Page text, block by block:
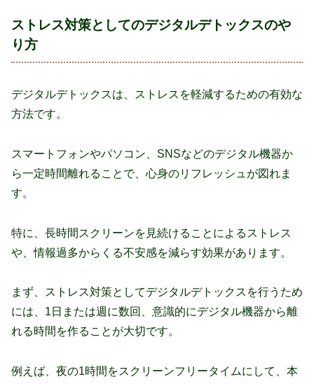
ストレス対策としてのデジタルデトックスのや
り方
デジタルデトックスは、ストレスを軽減するための有効な
方法です。
スマートフォンやパソコン、SNSなどのデジタル機器か
ら一定時間離れることで、心身のリフレッシュが図れま
す。
特に、長時間スクリーンを見続けることによるストレス
や、情報過多からくる不安感を減らす効果があります。
まず、ストレス対策としてデジタルデトックスを行うため
には、1日または週に数回、意識的にデジタル機器から離
れる時間を作ることが大切です。
例えば、夜の1時間をスクリーンフリータイムにして、本